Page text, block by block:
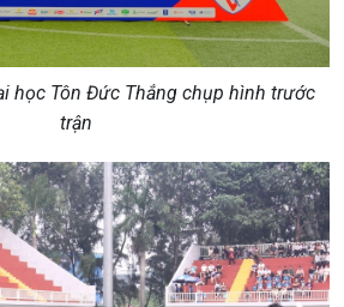
học Tôn Đức Thắng chụp hình trước
trận